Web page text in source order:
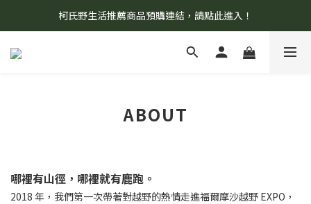
8/7 當天暫停開放工作室。請見諒！
柯氏野生活推薦商品預購連結，請點此進入！
8/7 當天暫停開放工作室。請見諒！
ABOUT
哪裡有山徑，哪裡就有鹿跑。
2018 年，我們第一次帶著對越野的熱情走進福爾摩沙越野 EXPO，